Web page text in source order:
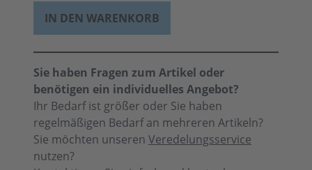
IN DEN WARENKORB
Sie haben Fragen zum Artikel oder
benötigen ein individuelles Angebot?
Ihr Bedarf ist größer oder Sie haben
regelmäßigen Bedarf an mehreren Artikeln?
Sie möchten unseren Veredelungsservice
nutzen?